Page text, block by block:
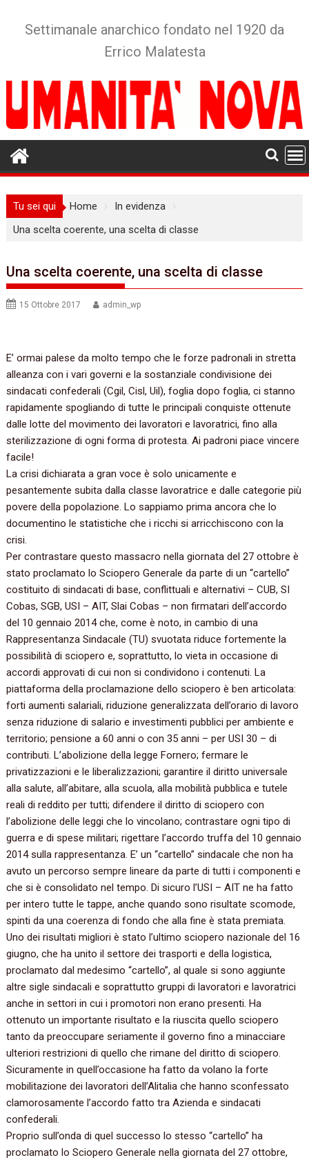
Settimanale anarchico fondato nel 1920 da
Errico Malatesta
Tu sei qui Home
In evidenza
Una scelta coerente, una scelta di classe
Una scelta coerente, una scelta di classe
15 Ottobre 2017 admin_wp
E’ ormai palese da molto tempo che le forze padronali in stretta
alleanza con i vari governi e la sostanziale condivisione dei
sindacati confederali (Cgil, Cisl, Uil), foglia dopo foglia, ci stanno
rapidamente spogliando di tutte le principali conquiste ottenute
dalle lotte del movimento dei lavoratori e lavoratrici, fino alla
sterilizzazione di ogni forma di protesta. Ai padroni piace vincere
facile!
La crisi dichiarata a gran voce è solo unicamente e
pesantemente subita dalla classe lavoratrice e dalle categorie più
povere della popolazione. Lo sappiamo prima ancora che lo
documentino le statistiche che i ricchi si arricchiscono con la
crisi.
Per contrastare questo massacro nella giornata del 27 ottobre è
stato proclamato lo Sciopero Generale da parte di un “cartello”
costituito di sindacati di base, conflittuali e alternativi – CUB, SI
Cobas, SGB, USI – AIT, Slai Cobas – non firmatari dell’accordo
del 10 gennaio 2014 che, come è noto, in cambio di una
Rappresentanza Sindacale (TU) svuotata riduce fortemente la
possibilità di sciopero e, soprattutto, lo vieta in occasione di
accordi approvati di cui non si condividono i contenuti. La
piattaforma della proclamazione dello sciopero è ben articolata:
forti aumenti salariali, riduzione generalizzata dell’orario di lavoro
senza riduzione di salario e investimenti pubblici per ambiente e
territorio; pensione a 60 anni o con 35 anni – per USI 30 – di
contributi. L’abolizione della legge Fornero; fermare le
privatizzazioni e le liberalizzazioni; garantire il diritto universale
alla salute, all’abitare, alla scuola, alla mobilità pubblica e tutele
reali di reddito per tutti; difendere il diritto di sciopero con
l’abolizione delle leggi che lo vincolano; contrastare ogni tipo di
guerra e di spese militari; rigettare l’accordo truffa del 10 gennaio
2014 sulla rappresentanza. E’ un “cartello” sindacale che non ha
avuto un percorso sempre lineare da parte di tutti i componenti e
che si è consolidato nel tempo. Di sicuro l’USI – AIT ne ha fatto
per intero tutte le tappe, anche quando sono risultate scomode,
spinti da una coerenza di fondo che alla fine è stata premiata.
Uno dei risultati migliori è stato l’ultimo sciopero nazionale del 16
giugno, che ha unito il settore dei trasporti e della logistica,
proclamato dal medesimo “cartello”, al quale si sono aggiunte
altre sigle sindacali e soprattutto gruppi di lavoratori e lavoratrici
anche in settori in cui i promotori non erano presenti. Ha
ottenuto un importante risultato e la riuscita quello sciopero
tanto da preoccupare seriamente il governo fino a minacciare
ulteriori restrizioni di quello che rimane del diritto di sciopero.
Sicuramente in quell’occasione ha fatto da volano la forte
mobilitazione dei lavoratori dell’Alitalia che hanno sconfessato
clamorosamente l’accordo fatto tra Azienda e sindacati
confederali.
Proprio sull’onda di quel successo lo stesso “cartello” ha
proclamato lo Sciopero Generale nella giornata del 27 ottobre,